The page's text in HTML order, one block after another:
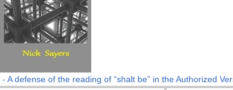
A defense of the reading of “shalt be” in the Authorized